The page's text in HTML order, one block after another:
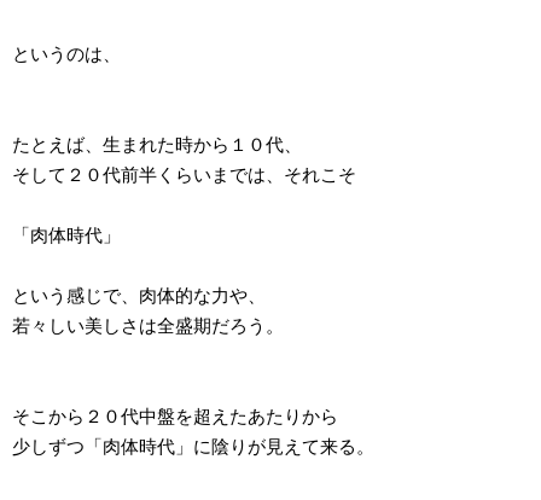
というのは、
たとえば、生まれた時から１０代、
そして２０代前半くらいまでは、それこそ
「肉体時代」
という感じで、肉体的な力や、
若々しい美しさは全盛期だろう。
そこから２０代中盤を超えたあたりから
少しずつ「肉体時代」に陰りが見えて来る。